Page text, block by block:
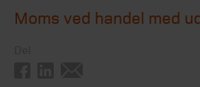
Moms ved handel med